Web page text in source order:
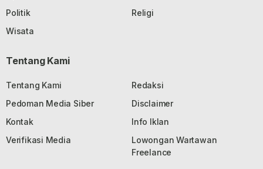
Politik
Religi
Wisata
Tentang Kami
Tentang Kami
Redaksi
Pedoman Media Siber
Disclaimer
Kontak
Info Iklan
Verifikasi Media
Lowongan Wartawan
Freelance